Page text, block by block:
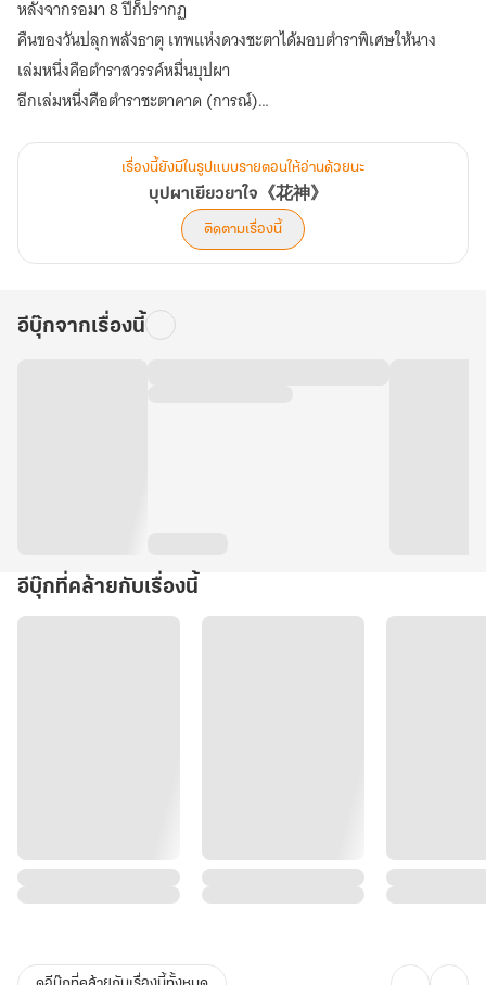
หลังจากรอมา 8 ปีก็ปรากฏ
คืนของวันปลุกพลังธาตุ เทพแห่งดวงชะตาได้มอบตำราพิเศษให้นาง
เล่มหนึ่งคือตำราสวรรค์หมื่นบุปผา
อีกเล่มหนึ่งคือตำราชะตาคาด (การณ์)
เพียงแค่ร่างกายมีพลังธาตุก็น่าตื่นตาตื่นใจคนจากยุค 2000 แล้ว
นี่นางยังได้ครอบครองตำราสวรรค์อีก
...สกิลนางเอกยังโกงได้อีก!!!
เรื่องนี้ยังมีในรูปแบบรายตอนให้อ่านด้วยนะ
บุปผาเยียวยาใจ《花神》
ติดตามเรื่องนี้
อีบุ๊กจากเรื่องนี้
อีบุ๊กที่คล้ายกับเรื่องนี้